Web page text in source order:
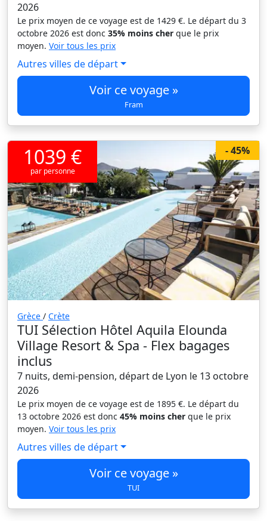
2026
Le prix moyen de ce voyage est de 1429 €. Le départ du 3
octobre 2026 est donc 35% moins cher que le prix
moyen. Voir tous les prix
Autres villes de départ
Voir ce voyage »
Fram
- 45%
1039 €
par personne
Grèce / Crète
TUI Sélection Hôtel Aquila Elounda
Village Resort & Spa - Flex bagages
inclus
7 nuits, demi-pension, départ de Lyon le 13 octobre
2026
Le prix moyen de ce voyage est de 1895 €. Le départ du
13 octobre 2026 est donc 45% moins cher que le prix
moyen. Voir tous les prix
Autres villes de départ
Voir ce voyage »
TUI